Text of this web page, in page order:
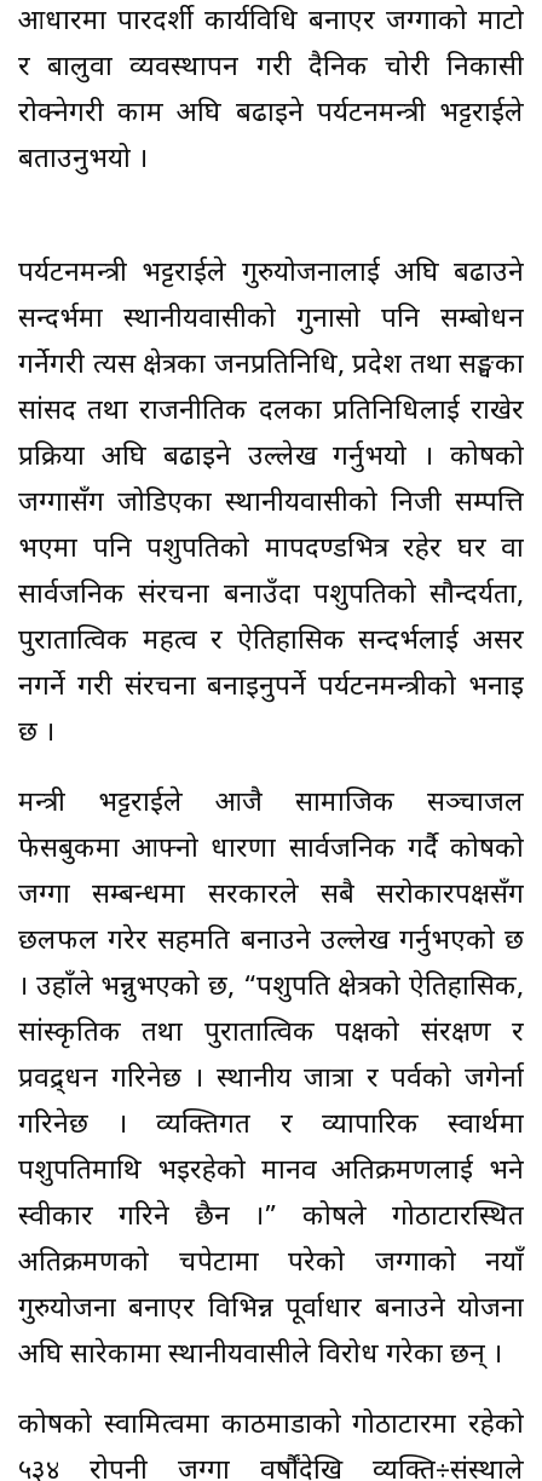
आधारमा पारदर्शी कार्यविधि बनाएर जग्गाको माटो
र बालुवा व्यवस्थापन गरी दैनिक चोरी निकासी
रोक्नेगरी काम अघि बढाइने पर्यटनमन्त्री भट्टराईले
बताउनुभयो ।
पर्यटनमन्त्री भट्टराईले गुरुयोजनालाई अघि बढाउने
सन्दर्भमा स्थानीयवासीको गुनासो पनि सम्बोधन
गर्नेगरी त्यस क्षेत्रका जनप्रतिनिधि, प्रदेश तथा सङ्घका
सांसद तथा राजनीतिक दलका प्रतिनिधिलाई राखेर
प्रक्रिया अघि बढाइने उल्लेख गर्नुभयो । कोषको
जग्गासँग जोडिएका स्थानीयवासीको निजी सम्पत्ति
भएमा पनि पशुपतिको मापदण्डभित्र रहेर घर वा
सार्वजनिक संरचना बनाउँदा पशुपतिको सौन्दर्यता,
पुरातात्विक महत्व र ऐतिहासिक सन्दर्भलाई असर
नगर्ने गरी संरचना बनाइनुपर्ने पर्यटनमन्त्रीको भनाइ
छ ।
मन्त्री भट्टराईले आजै सामाजिक सञ्चाजल
फेसबुकमा आफ्नो धारणा सार्वजनिक गर्दै कोषको
जग्गा सम्बन्धमा सरकारले सबै सरोकारपक्षसँग
छलफल गरेर सहमति बनाउने उल्लेख गर्नुभएको छ
। उहाँले भन्नुभएको छ, “पशुपति क्षेत्रको ऐतिहासिक,
सांस्कृतिक तथा पुरातात्विक पक्षको संरक्षण र
प्रवद्र्धन गरिनेछ । स्थानीय जात्रा र पर्वको जगेर्ना
गरिनेछ । व्यक्तिगत र व्यापारिक स्वार्थमा
पशुपतिमाथि भइरहेको मानव अतिक्रमणलाई भने
स्वीकार गरिने छैन ।” कोषले गोठाटारस्थित
अतिक्रमणको चपेटामा परेको जग्गाको नयाँ
गुरुयोजना बनाएर विभिन्न पूर्वाधार बनाउने योजना
अघि सारेकामा स्थानीयवासीले विरोध गरेका छन् ।
कोषको स्वामित्वमा काठमाडौँको गोठाटारमा रहेको
५३४ रोपनी जग्गा वर्षौंदेखि व्यक्ति÷संस्थाले